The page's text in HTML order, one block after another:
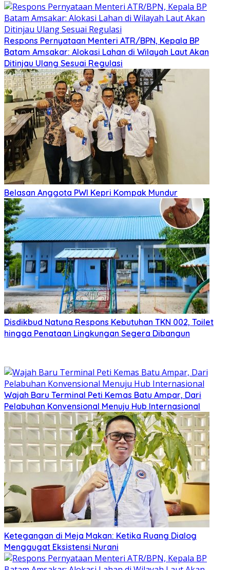
Respons Pernyataan Menteri ATR/BPN, Kepala BP
Batam Amsakar: Alokasi Lahan di Wilayah Laut Akan
Ditinjau Ulang Sesuai Regulasi
Belasan Anggota PWI Kepri Kompak Mundur
Disdikbud Natuna Respons Kebutuhan TKN 002, Toilet
hingga Penataan Lingkungan Segera Dibangun
Wajah Baru Terminal Peti Kemas Batu Ampar, Dari
Pelabuhan Konvensional Menuju Hub Internasional
Ketegangan di Meja Makan: Ketika Ruang Dialog
Menggugat Eksistensi Nurani